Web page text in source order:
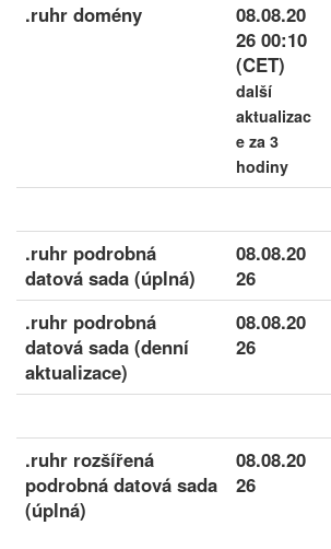
.ruhr domény
08.08.20
26 00:10
(CET)
další
aktualizac
e za 3
hodiny
.ruhr podrobná
datová sada (úplná)
08.08.20
26
.ruhr podrobná
datová sada (denní
aktualizace)
08.08.20
26
.ruhr rozšířená
podrobná datová sada
(úplná)
08.08.20
26